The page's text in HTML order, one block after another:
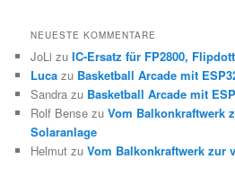
NEUESTE KOMMENTARE
JoLi zuIC-Ersatz für FP2800,
Luca zu Basketball Arcade mit
Sandra zu Basketball Arcade mit
Rolf Bense zuVom Balkonkraftwerk
Solaranlage
Helmut zuVom Balkonkraftwerk zur